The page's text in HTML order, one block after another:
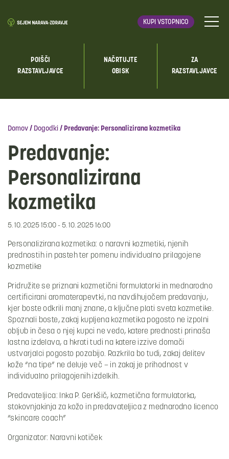
KUPI VSTOPNICO
POIŠČI
RAZSTAVLJAVCE
NAČRTUJTE
OBISK
ZA
RAZSTAVLJAVCE
Domov / Dogodki / Predavanje: Personalizirana kozmetika
Predavanje:
Personalizirana
kozmetika
5. 10. 2025 15:00 - 5. 10. 2025 16:00
Personalizirana kozmetika: o naravni kozmetiki, njenih
prednostih in pasteh ter pomenu individualno prilagojene
kozmetike
Pridružite se priznani kozmetični formulatorki in mednarodno
certificirani aromaterapevtki, na navdihujočem predavanju,
kjer boste odkrili manj znane, a ključne plati sveta kozmetike.
Spoznali boste, zakaj kupljena kozmetika pogosto ne izpolni
obljub in česa o njej kupci ne vedo, katere prednosti prinaša
lastna izdelava, a hkrati tudi na katere izzive domači
ustvarjalci pogosto pozabijo. Razkrila bo tudi, zakaj delitev
kože “na tipe” ne deluje več – in zakaj je prihodnost v
individualno prilagojenih izdelkih.
Predavateljica: Inka P. Gerkšič, kozmetična formulatorka,
stokovnjakinja za kožo in predavateljica z mednarodno licenco
“skincare coach”
Organizator: Naravni kotiček